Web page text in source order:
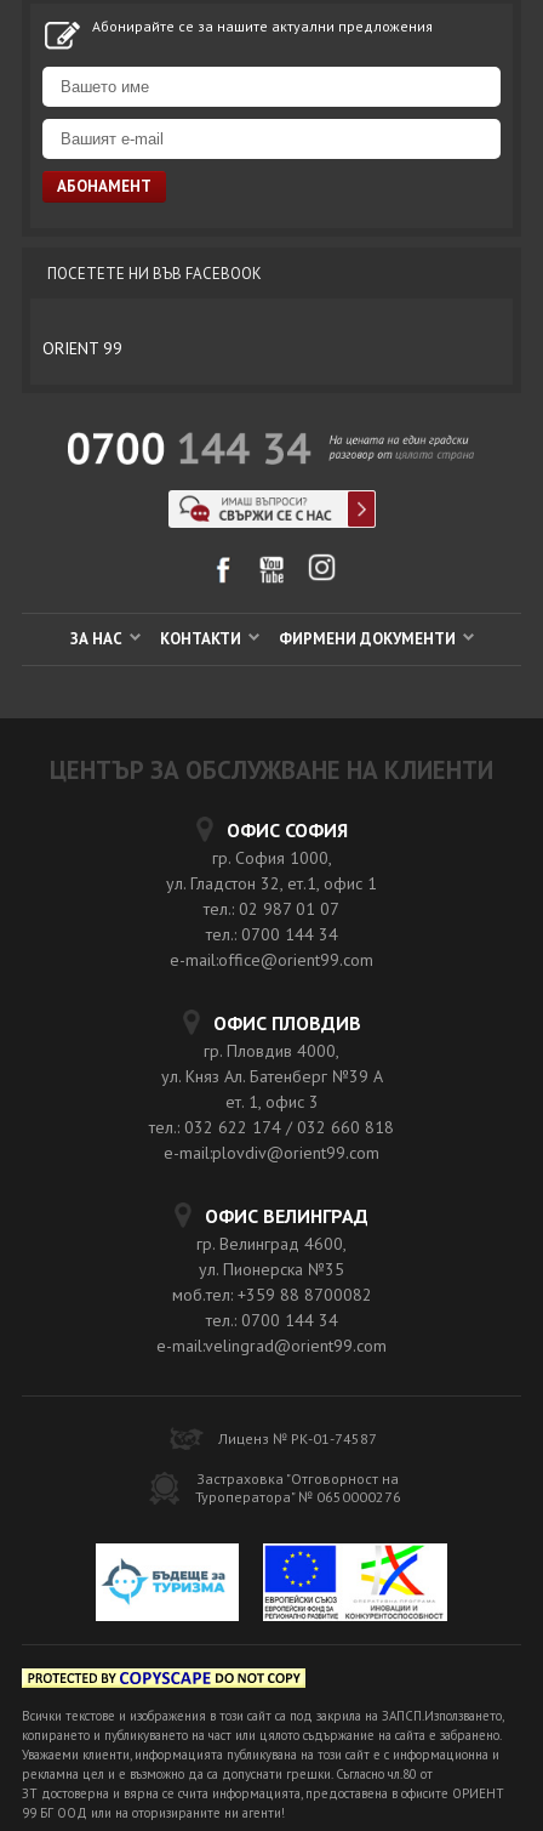
Абонирайте се за нашите актуални предложения
ПОСЕТЕТЕ НИ ВЪВ FACEBOOK
ORIENT 99
ЗА НАС КОНТАКТИ ФИРМЕНИ ДОКУМЕНТИ
ЦЕНТЪР ЗА ОБСЛУЖВАНЕ НА КЛИЕНТИ
ОФИС СОФИЯ
гр. София 1000,
ул. Гладстон 32, ет.1, офис 1
тел.: 02 987 01 07
тел.: 0700 144 34
e-mail:office@orient99.com
ОФИС ПЛОВДИВ
гр. Пловдив 4000,
ул. Княз Ал. Батенберг №39 A
ет. 1, офис 3
тел.: 032 622 174 / 032 660 818
e-mail:plovdiv@orient99.com
ОФИС ВЕЛИНГРАД
гр. Велинград 4600,
ул. Пионерска №35
моб.тел: +359 88 8700082
тел.: 0700 144 34
e-mail:velingrad@orient99.com
Лиценз № РК-01-74587
Застраховка "Отговорност на
Туроператора" № 0650000276
Всички текстове и изображения в този сайт са под закрила на ЗАПСП.Използването,
копирането и публикуването на част или цялото съдържание на сайта е забранено.
Уважаеми клиенти, информацията публикувана на този сайт е с информационна и
рекламна цел и е възможно да са допуснати грешки. Съгласно чл.80 от
ЗТ достоверна и вярна се счита информацията, предоставена в офисите ОРИЕНТ
99 БГ ООД или на оторизираните ни агенти!